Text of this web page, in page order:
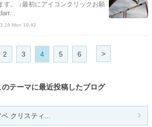
す。 ↓最初にアイコンクリックお願
Mon 19:42
2 3 4 5 6 >
のテーマに最近投稿したブログ
クリスティ...